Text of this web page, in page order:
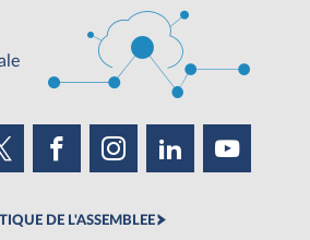
DE L'ASSEMBLEE